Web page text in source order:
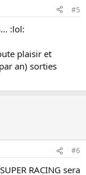
#5
:lol:
plaisir et
an) sorties
#6
RACING sera